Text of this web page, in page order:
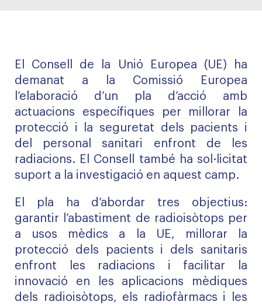
El Consell de la Unió Europea (UE) ha
demanat a la Comissió Europea
l’elaboració d’un pla d’acció amb
actuacions específiques per millorar la
protecció i la seguretat dels pacients i
del personal sanitari enfront de les
radiacions. El Consell també ha sol·licitat
suport a la investigació en aquest camp.
El pla ha d’abordar tres objectius:
garantir l’abastiment de radioisòtops per
a usos mèdics a la UE, millorar la
protecció dels pacients i dels sanitaris
enfront les radiacions i facilitar la
innovació en les aplicacions mèdiques
dels radioisòtops, els radiofàrmacs i les